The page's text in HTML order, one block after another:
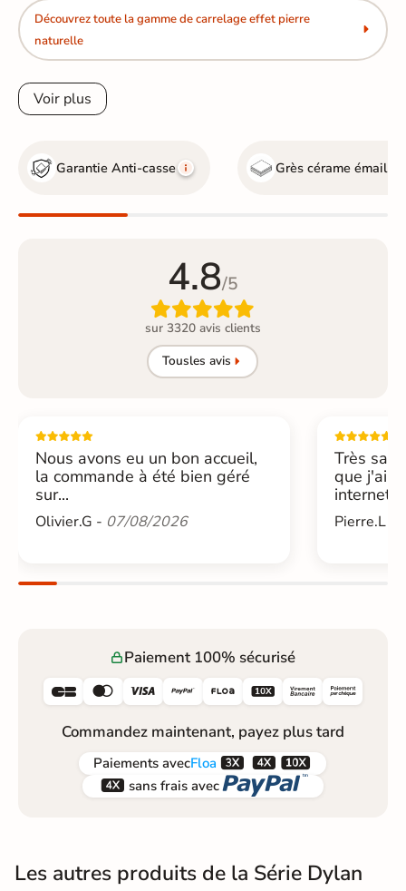
Découvrez toute la gamme de carrelage effet pierre
naturelle
Voir plus
Garantie Anti-casse Grès cérame émaillé
4.8/5

sur 3320 avis clients
Tousles avis
Nous avons eu un bon accueil,
la commande à été bien géré
sur...
Olivier.G - 07/08/2026
Très
que j'ai
internet....
Pierre.L -
Paiement 100% sécurisé
     
Commandez maintenant, payez plus tard
Paiements avecFloa  
 sans frais avec 
Les autres produits de la Série Dylan